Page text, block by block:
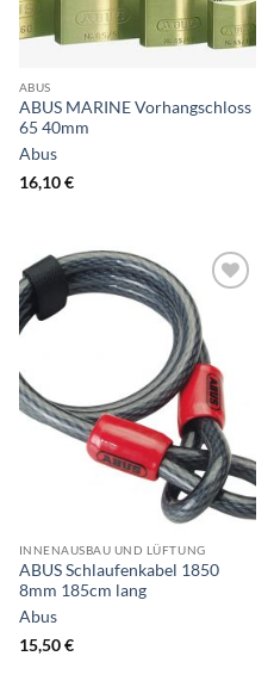
ABUS
ABUS MARINE Vorhangschloss
65 40mm
Abus
16,10€
INNENAUSBAU UND LÜFTUNG
ABUS Schlaufenkabel 1850
8mm 185cm lang
Abus
15,50€